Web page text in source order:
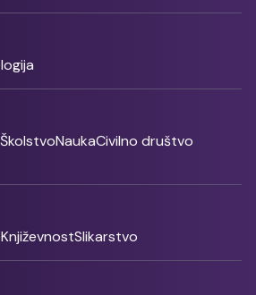
ŠkolstvoNaukaCivilno društvo
KnjiževnostSlikarstvo